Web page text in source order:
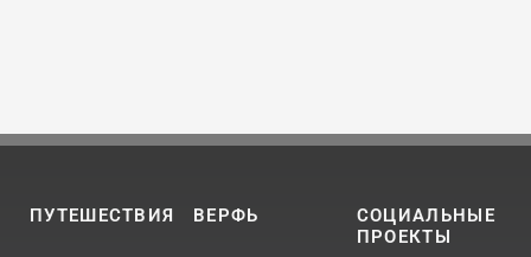
ПУТЕШЕСТВИЯ ВЕРФЬ
СОЦИАЛЬНЫЕ
ПРОЕКТЫ